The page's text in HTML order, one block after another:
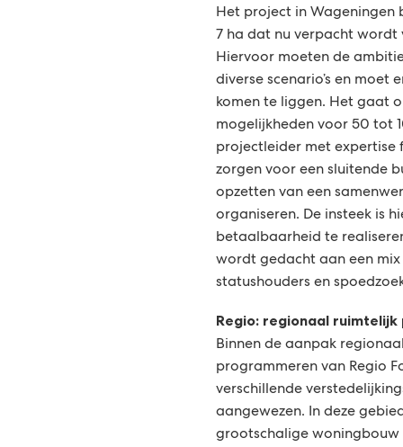
Het project in Wageningen
7 ha dat nu verpacht wordt
Hiervoor moeten de
diverse scenario’s en moet
komen te liggen. Het gaat
mogelijkheden voor 50 tot
projectleider met expertise
zorgen voor een sluitende
opzetten van een
organiseren. De insteek is
betaalbaarheid te
wordt gedacht aan een mix
statushouders en
Regio: regionaal
Binnen de aanpak
programmeren van Regio
verschillende
aangewezen. In deze
grootschalige